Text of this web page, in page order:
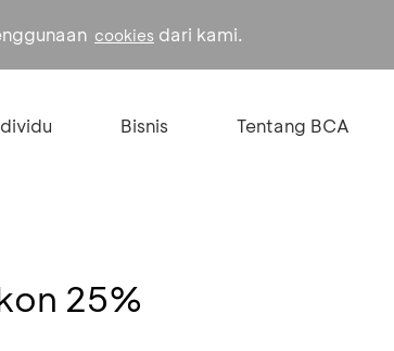
cookies dari kami.
Bisnis Tentang BCA
25%